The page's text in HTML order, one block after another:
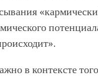
в контексте